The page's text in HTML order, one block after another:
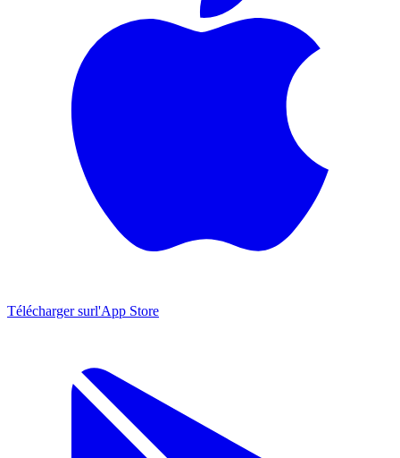
Télécharger surl'App Store